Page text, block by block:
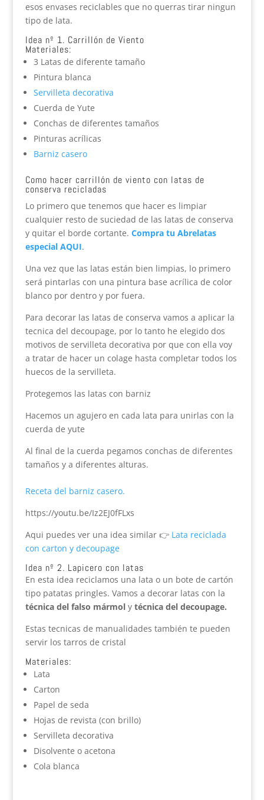
esos envases reciclables que no querras tirar ningun
tipo de lata.
Idea nº 1. Carrillón de Viento
Materiales:
3 Latas de diferente tamaño
Pintura blanca
Servilleta decorativa
Cuerda de Yute
Conchas de diferentes tamaños
Pinturas acrílicas
Barniz casero
Como hacer carrillón de viento con latas de
conserva recicladas
Lo primero que tenemos que hacer es limpiar
cualquier resto de suciedad de las latas de conserva
y quitar el borde cortante. Compra tu Abrelatas
especial AQUI.
Una vez que las latas están bien limpias, lo primero
será pintarlas con una pintura base acrílica de color
blanco por dentro y por fuera.
Para decorar las latas de conserva vamos a aplicar la
tecnica del decoupage, por lo tanto he elegido dos
motivos de servilleta decorativa por que con ella voy
a tratar de hacer un colage hasta completar todos los
huecos de la servilleta.
Protegemos las latas con barniz
Hacemos un agujero en cada lata para unirlas con la
cuerda de yute
Al final de la cuerda pegamos conchas de diferentes
tamaños y a diferentes alturas.
Receta del barniz casero.
https://youtu.be/Iz2EJ0fFLxs
Aqui puedes ver una idea similar 👉 Lata reciclada
con carton y decoupage
Idea nº 2. Lapicero con latas
En esta idea reciclamos una lata o un bote de cartón
tipo patatas pringles. Vamos a decorar latas con la
técnica del falso mármoly técnica del decoupage.
Estas tecnicas de manualidades también te pueden
servir los tarros de cristal
Materiales:
Lata
Carton
Papel de seda
Hojas de revista (con brillo)
Servilleta decorativa
Disolvente o acetona
Cola blanca